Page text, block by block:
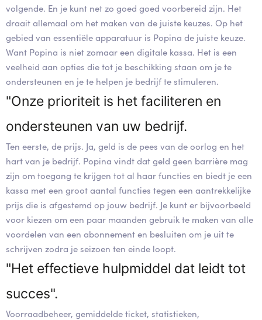
volgende. En je kunt net zo goed goed voorbereid zijn. Het
draait allemaal om het maken van de juiste keuzes. Op het
gebied van essentiële apparatuur is Popina de juiste keuze.
Want Popina is niet zomaar een digitale kassa. Het is een
veelheid aan opties die tot je beschikking staan om je te
ondersteunen en je te helpen je bedrijf te stimuleren.
"Onze prioriteit is het faciliteren en
ondersteunen van uw bedrijf.
Ten eerste, de prijs. Ja, geld is de pees van de oorlog en het
hart van je bedrijf. Popina vindt dat geld geen barrière mag
zijn om toegang te krijgen tot al haar functies en biedt je een
kassa met een groot aantal functies tegen een aantrekkelijke
prijs die is afgestemd op jouw bedrijf. Je kunt er bijvoorbeeld
voor kiezen om een paar maanden gebruik te maken van alle
voordelen van een abonnement en besluiten om je uit te
schrijven zodra je seizoen ten einde loopt.
"Het effectieve hulpmiddel dat leidt tot
succes".
Voorraadbeheer, gemiddelde ticket, statistieken,